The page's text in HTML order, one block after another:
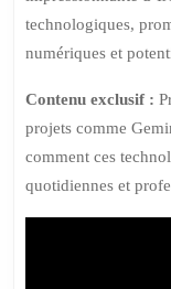
technologiques,
numériques et
Contenu exclusif :
projets comme
comment ces
quotidiennes et